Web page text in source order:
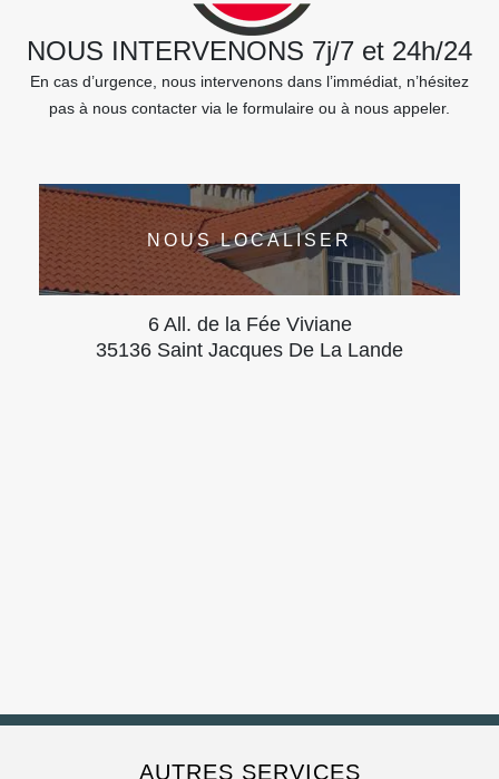
NOUS INTERVENONS 7j/7 et 24h/24
En cas d’urgence, nous intervenons dans l’immédiat, n’hésitez
pas à nous contacter via le formulaire ou à nous appeler.
NOUS LOCALISER
6 All. de la Fée Viviane
35136 Saint Jacques De La Lande
AUTRES SERVICES